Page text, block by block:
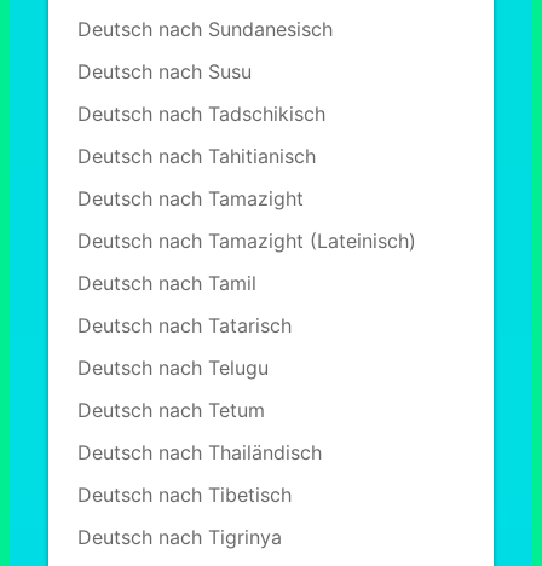
Deutsch nach Sundanesisch
Deutsch nach Susu
Deutsch nach Tadschikisch
Deutsch nach Tahitianisch
Deutsch nach Tamazight
Deutsch nach Tamazight (Lateinisch)
Deutsch nach Tamil
Deutsch nach Tatarisch
Deutsch nach Telugu
Deutsch nach Tetum
Deutsch nach Thailändisch
Deutsch nach Tibetisch
Deutsch nach Tigrinya